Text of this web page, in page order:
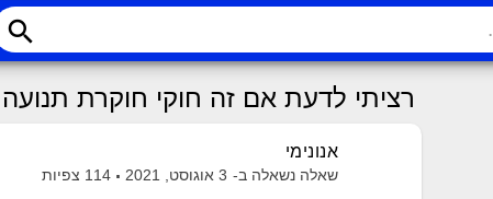
search
רציתי לדעת אם זה חוקי חוקרת
אנונימי
שאלה נשאלה ב- 3 אוגוסט, 2021 114 צפיות